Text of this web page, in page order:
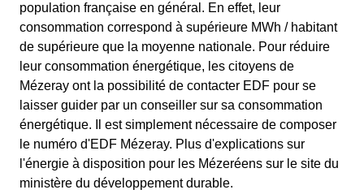
population française en général. En effet, leur
consommation correspond à supérieure MWh / habitant
de supérieure que la moyenne nationale. Pour réduire
leur consommation énergétique, les citoyens de
Mézeray ont la possibilité de contacter EDF pour se
laisser guider par un conseiller sur sa consommation
énergétique. Il est simplement nécessaire de composer
le numéro d'EDF Mézeray. Plus d'explications sur
l'énergie à disposition pour les Mézeréens sur le site du
ministère du développement durable.